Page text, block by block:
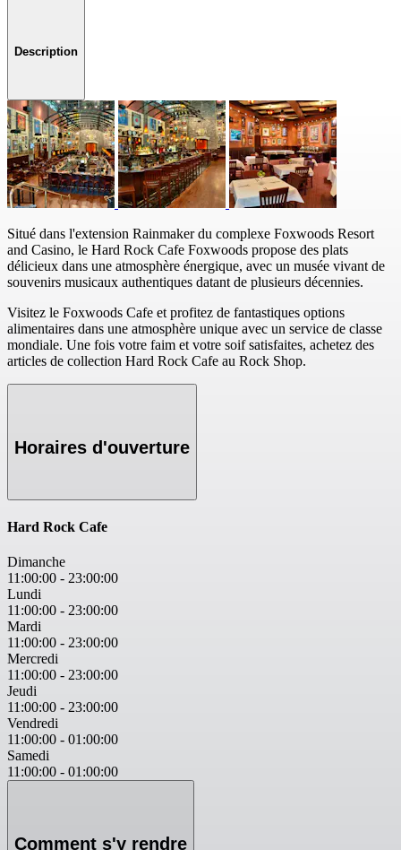
Description
Situé dans l'extension Rainmaker du complexe Foxwoods Resort
and Casino, le Hard Rock Cafe Foxwoods propose des plats
délicieux dans une atmosphère énergique, avec un musée vivant de
souvenirs musicaux authentiques datant de plusieurs décennies.
Visitez le Foxwoods Cafe et profitez de fantastiques options
alimentaires dans une atmosphère unique avec un service de classe
mondiale. Une fois votre faim et votre soif satisfaites, achetez des
articles de collection Hard Rock Cafe au Rock Shop.
Horaires d'ouverture
Hard Rock Cafe
Dimanche
11:00:00 - 23:00:00
Lundi
11:00:00 - 23:00:00
Mardi
11:00:00 - 23:00:00
Mercredi
11:00:00 - 23:00:00
Jeudi
11:00:00 - 23:00:00
Vendredi
11:00:00 - 01:00:00
Samedi
11:00:00 - 01:00:00
Comment s'y rendre